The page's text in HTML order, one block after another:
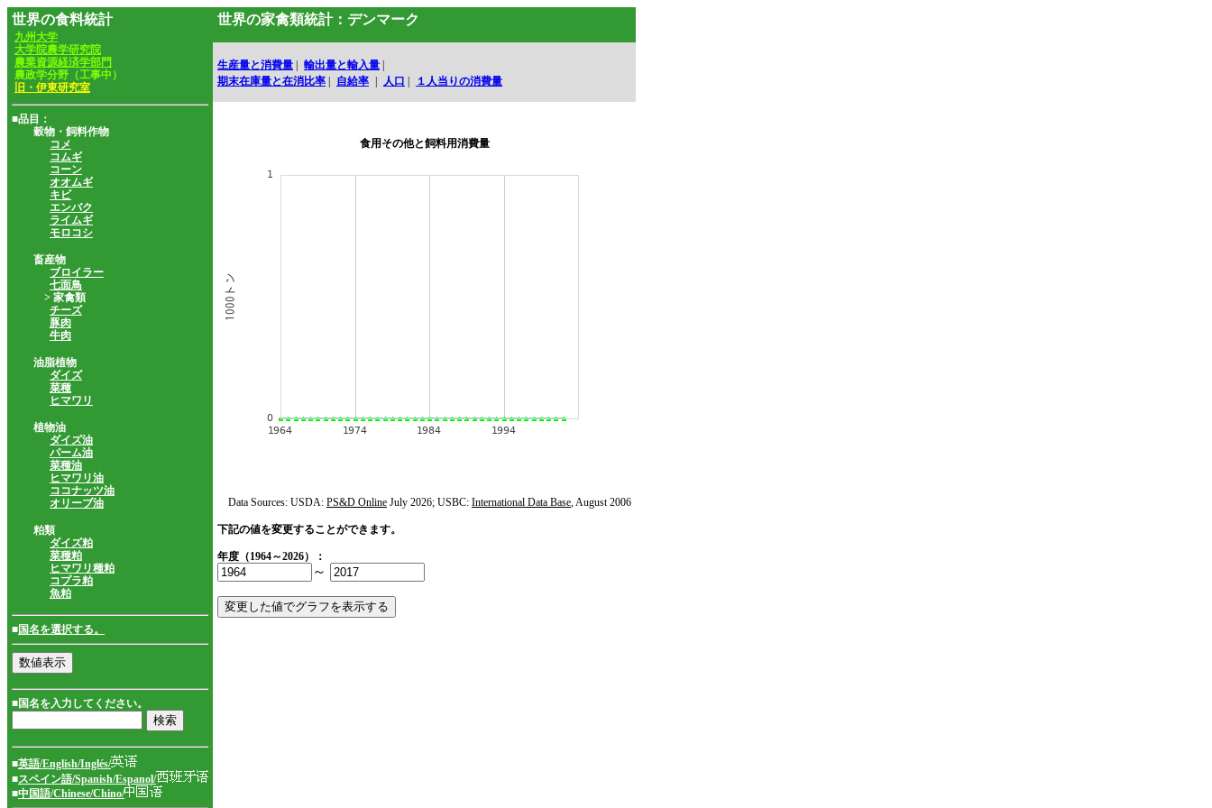
世界の食料統計
九州大学
大学院農学研究院
農業資源経済学部門
農政学分野（工事中）
旧・伊東研究室
■品目：
穀物・飼料作物
コメ
コムギ
コーン
オオムギ
キビ
エンバク
ライムギ
モロコシ
畜産物
ブロイラー
七面鳥
> 家禽類
チーズ
豚肉
牛肉
油脂植物
ダイズ
菜種
ヒマワリ
植物油
ダイズ油
パーム油
菜種油
ヒマワリ油
ココナッツ油
オリーブ油
粕類
ダイズ粕
菜種粕
ヒマワリ種粕
コプラ粕
魚粕
■国名を選択する。
■国名を入力してください。
■英語/English/Inglés/
■スペイン語/Spanish/Espanol/
■中国語/Chinese/Chino/
世界の家禽類統計：デンマーク
生産量と消費量 輸出量と輸入量
期末在庫量と在消比率
自給率 人口 １人当りの消費量
食用その他と飼料用消費量
Data Sources: USDA: PS&D Online July 2026; USBC: International Data Base, August 2006
下記の値を変更することができます。
年度（1964～2026）：
～